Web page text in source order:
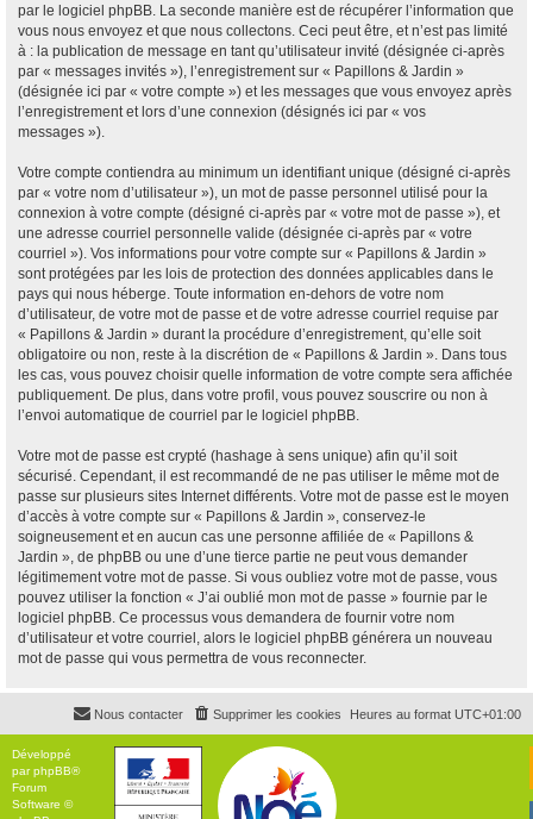
par le logiciel phpBB. La seconde manière est de récupérer l’information que
vous nous envoyez et que nous collectons. Ceci peut être, et n’est pas limité
à : la publication de message en tant qu’utilisateur invité (désignée ci-après
par « messages invités »), l’enregistrement sur « Papillons & Jardin »
(désignée ici par « votre compte ») et les messages que vous envoyez après
l’enregistrement et lors d’une connexion (désignés ici par « vos
messages »).
Votre compte contiendra au minimum un identifiant unique (désigné ci-après
par « votre nom d’utilisateur »), un mot de passe personnel utilisé pour la
connexion à votre compte (désigné ci-après par « votre mot de passe »), et
une adresse courriel personnelle valide (désignée ci-après par « votre
courriel »). Vos informations pour votre compte sur « Papillons & Jardin »
sont protégées par les lois de protection des données applicables dans le
pays qui nous héberge. Toute information en-dehors de votre nom
d’utilisateur, de votre mot de passe et de votre adresse courriel requise par
« Papillons & Jardin » durant la procédure d’enregistrement, qu’elle soit
obligatoire ou non, reste à la discrétion de « Papillons & Jardin ». Dans tous
les cas, vous pouvez choisir quelle information de votre compte sera affichée
publiquement. De plus, dans votre profil, vous pouvez souscrire ou non à
l’envoi automatique de courriel par le logiciel phpBB.
Votre mot de passe est crypté (hashage à sens unique) afin qu’il soit
sécurisé. Cependant, il est recommandé de ne pas utiliser le même mot de
passe sur plusieurs sites Internet différents. Votre mot de passe est le moyen
d’accès à votre compte sur « Papillons & Jardin », conservez-le
soigneusement et en aucun cas une personne affiliée de « Papillons &
Jardin », de phpBB ou une d’une tierce partie ne peut vous demander
légitimement votre mot de passe. Si vous oubliez votre mot de passe, vous
pouvez utiliser la fonction « J’ai oublié mon mot de passe » fournie par le
logiciel phpBB. Ce processus vous demandera de fournir votre nom
d’utilisateur et votre courriel, alors le logiciel phpBB générera un nouveau
mot de passe qui vous permettra de vous reconnecter.
Heures au format UTC+01:00
Supprimer les cookies
Nous contacter
Développé
parphpBB®
Forum
Software ©